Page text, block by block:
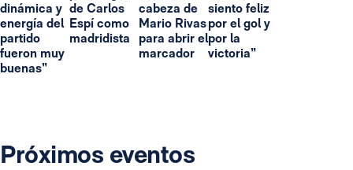
dinámica y
energía del
partido
fueron muy
buenas”
de Carlos
Espí como
madridista
cabeza de
Mario Rivas
para abrir el
marcador
siento feliz
por el gol y
por la
victoria”
Próximos eventos